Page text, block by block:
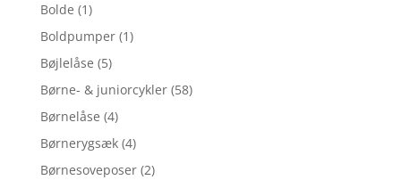
Bolde (1)
Boldpumper (1)
Bøjlelåse (5)
Børne- & juniorcykler (58)
Børnelåse (4)
Børnerygsæk (4)
Børnesoveposer (2)